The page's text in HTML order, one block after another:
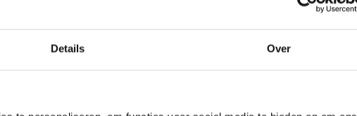
Details Over
and labelling of Neutrik connectors for organised and professional
Black